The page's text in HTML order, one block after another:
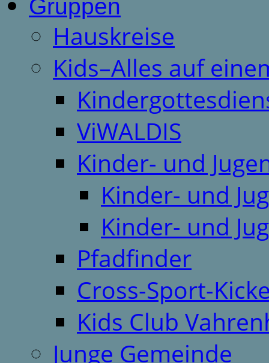
Gruppen
Hauskreise
Kids–Alles auf
ViWALDIS
Kinder- und
Kinder- und
Kinder- und
Pfadfinder
Cross-Sport-
Kids Club
Junge Gemeinde